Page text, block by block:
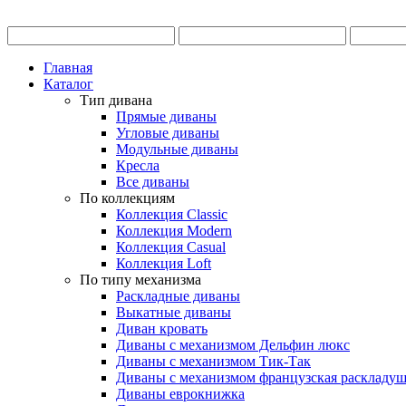
Главная
Каталог
Тип дивана
Прямые диваны
Угловые диваны
Модульные диваны
Кресла
Все диваны
По коллекциям
Коллекция Classic
Коллекция Modern
Коллекция Casual
Коллекция Loft
По типу механизма
Раскладные диваны
Выкатные диваны
Диван кровать
Диваны с механизмом Дельфин люкс
Диваны с механизмом Тик-Так
Диваны с механизмом французская
Диваны еврокнижка